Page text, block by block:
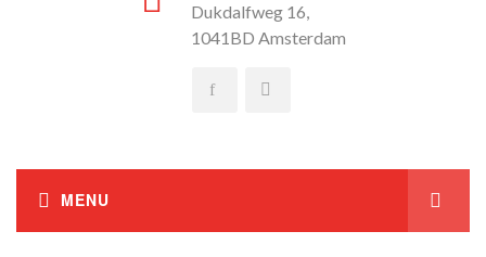
Dukdalfweg 16,
1041BD Amsterdam